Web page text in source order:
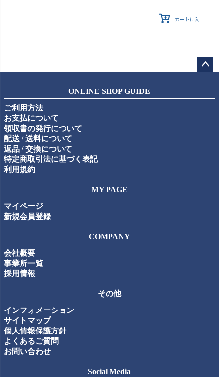
カートに入れる
ップ
ONLINE SHOP GUIDE
ご利用方法
お支払について
領収書の発行について
配送 / 送料について
返品 / 交換について
特定商取引法に基づく表記
利用規約
MY PAGE
マイページ
新規会員登録
COMPANY
会社概要
事業所一覧
採用情報
その他
インフォメーション
サイトマップ
個人情報保護方針
よくあるご質問
お問い合わせ
Social Media